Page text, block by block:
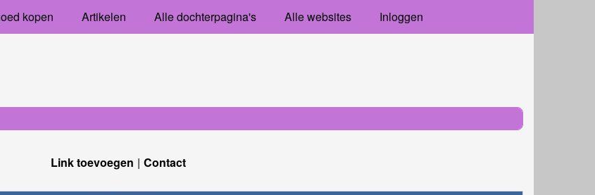
kopen Artikelen Alle dochterpagina's Alle websites Inloggen
Link toevoegen Contact